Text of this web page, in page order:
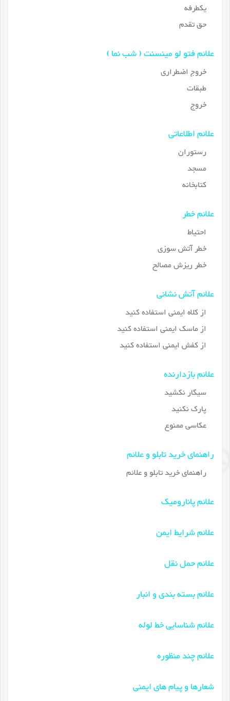
یکطرفه
حق تقدم
علائم فتو لو مینسنت ( شب نما )
خروج اضطراری
طبقات
خروج
علائم اطلاعاتی
رستوران
مسجد
کتابخانه
علائم خطر
احتیاط
خطر آتش سوزی
خطر ریزش مصالح
علائم آتش نشانی
از کلاه ایمنی استفاده کنید
از ماسک ایمنی استفاده کنید
از کفش ایمنی استفاده کنید
علائم بازدارنده
سیگار نکشید
پارک نکنید
عکاسی ممنوع
راهنمای خرید تابلو و علائم
راهنمای خرید تابلو و علائم
علائم پانارومیک
علائم شرایط ایمن
علائم حمل نقل
علائم بسته بندی و انبار
علائم شناسایی خط لوله
علائم چند منظوره
شعارها و پیام های ایمنی